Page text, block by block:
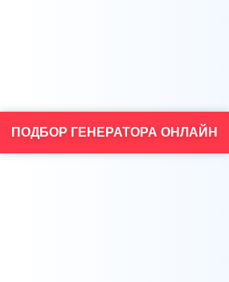
ПОДБОР ГЕНЕРАТОРА ОНЛАЙН